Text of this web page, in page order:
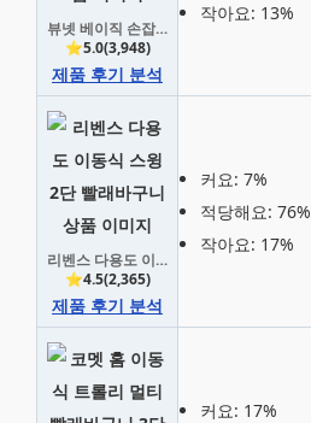
뷰넷 베이직 손잡이 빨래 바구니
⭐5.0(3,948)
제품 후기 분석
작아요: 13%
리벤스 다용도 이동식 스윙 2단 빨래바구니
⭐4.5(2,365)
제품 후기 분석
커요: 7%
적당해요: 76%
작아요: 17%
커요: 17%